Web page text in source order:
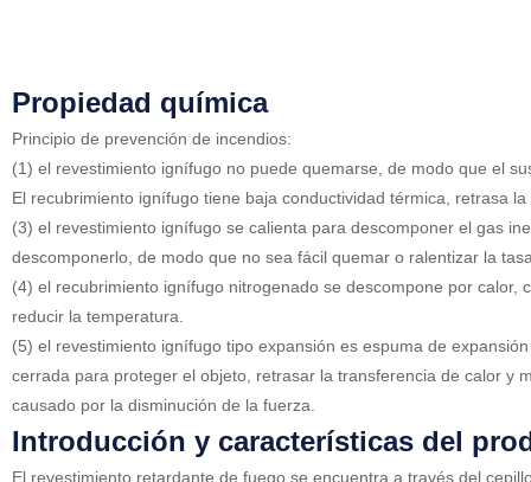
Propiedad química
Principio de prevención de incendios:
(1) el revestimiento ignífugo no puede quemarse, de modo que el
El recubrimiento ignífugo tiene baja conductividad térmica, retrasa
(3) el revestimiento ignífugo se calienta para descomponer el gas
descomponerlo, de modo que no sea fácil quemar o ralentizar la
(4) el recubrimiento ignífugo nitrogenado se descompone por
reducir la temperatura.
(5) el revestimiento ignífugo tipo expansión es espuma de
cerrada para proteger el objeto, retrasar la transferencia de calor y
causado por la disminución de la fuerza.
Introducción y características del
El revestimiento retardante de fuego se encuentra a través del